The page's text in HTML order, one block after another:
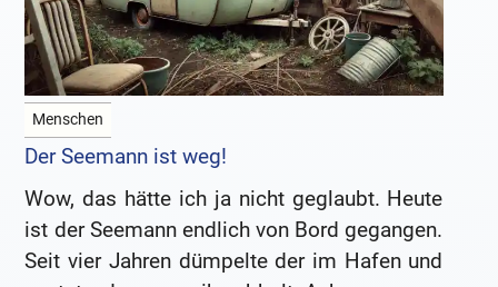
Menschen
Der Seemann ist weg!
Wow, das hätte ich ja nicht geglaubt. Heute
ist der Seemann endlich von Bord gegangen.
Seit vier Jahren dümpelte der im Hafen und